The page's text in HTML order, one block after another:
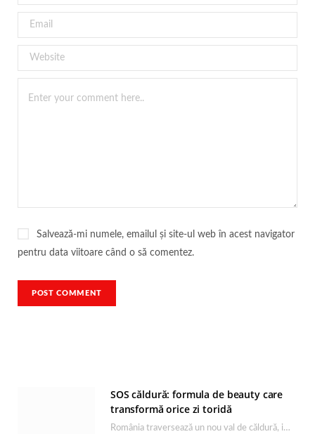
Salvează-mi numele, emailul și site-ul web în acest navigator
pentru data viitoare când o să comentez.
SOS căldură: formula de beauty care
transformă orice zi toridă
România traversează un nou val de căldură, iar rutina de îngrijire capătă un rol esențial…